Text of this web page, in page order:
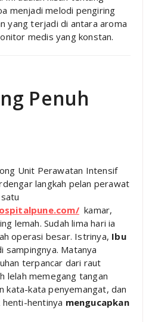
menjadi melodi pengiring
yang terjadi di antara aroma
medis yang konstan.
Penuh
Unit Perawatan Intensif
langkah pelan perawat
kamar,
lemah. Sudah lima hari ia
operasi besar. Istrinya, Ibu
sampingnya. Matanya
terpancar dari raut
lelah memegang tangan
kata-kata penyemangat, dan
hentinya mengucapkan